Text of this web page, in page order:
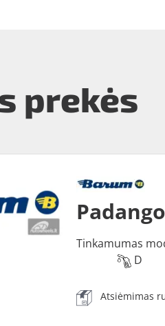
prekės
Tinkamumas
D
Atsiėmimas